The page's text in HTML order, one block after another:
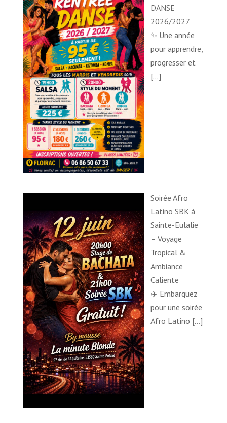
DANSE
2026/2027
✨ Une année
pour apprendre,
progresser et
[…]
Soirée Afro
Latino SBK à
Sainte-Eulalie
– Voyage
Tropical &
Ambiance
Caliente
✈️ Embarquez
pour une soirée
Afro Latino […]